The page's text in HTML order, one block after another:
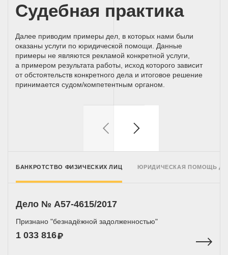
Судебная практика
Далее приводим примеры дел, в которых нами были
оказаны услуги по юридической помощи. Данные
примеры не являются рекламой конкретной услуги,
а примером результата работы, исход которого зависит
от обстоятельств конкретного дела и итоговое решение
принимается судом/компетентным органом.
БАНКРОТСТВО ФИЗИЧЕСКИХ ЛИЦ ЮРИДИЧЕСКАЯ ПОМОЩЬ
Дело № A57-4615/2017
Признано "безнадёжной задолженностью"
1 033 816